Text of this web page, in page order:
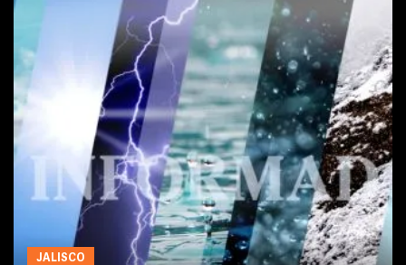
JALISCO